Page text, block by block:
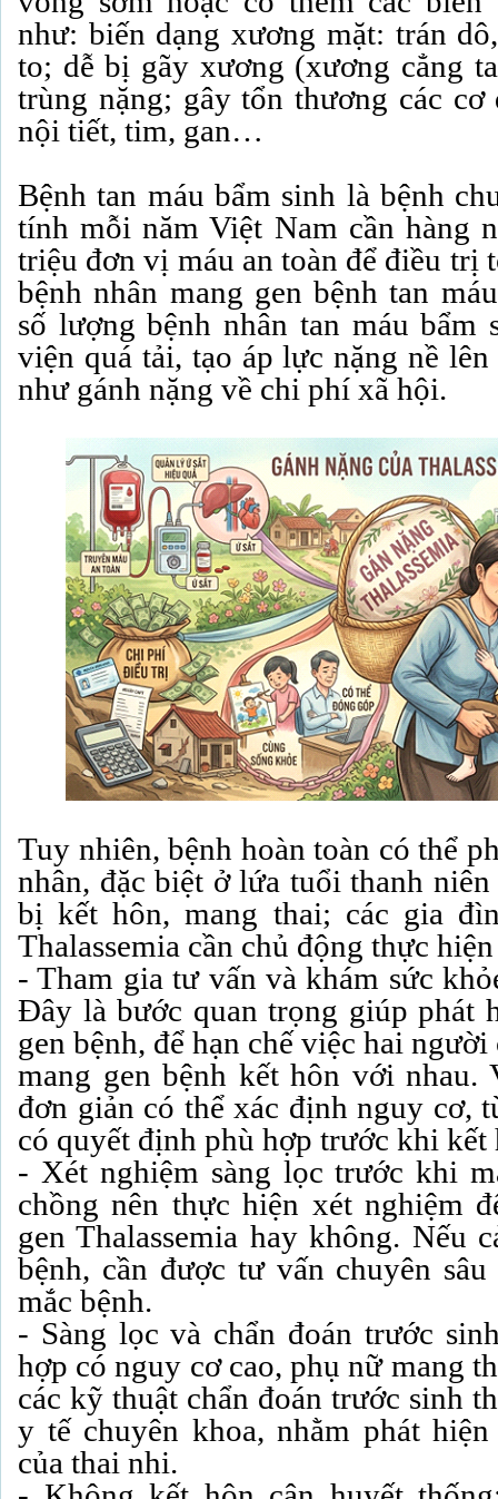
như: biến dạng xương mặt: trán
to; dễ bị gãy xương (xương cẳng
trùng nặng; gây tổn thương các cơ
nội tiết, tim, gan…
Bệnh tan máu bẩm sinh là bệnh
tính mỗi năm Việt Nam cần hàng
triệu đơn vị máu an toàn để điều trị
bệnh nhân mang gen bệnh tan
số lượng bệnh nhân tan máu bẩm
viện quá tải, tạo áp lực nặng nề
như gánh nặng về chi phí xã hội.
Tuy nhiên, bệnh hoàn toàn có thể
nhân, đặc biệt ở lứa tuổi thanh
bị kết hôn, mang thai; các gia
Thalassemia cần chủ động thực
- Tham gia tư vấn và khám sức
Đây là bước quan trọng giúp phát
gen bệnh, để hạn chế việc hai người
mang gen bệnh kết hôn với nhau.
đơn giản có thể xác định nguy cơ,
có quyết định phù hợp trước khi kết
- Xét nghiệm sàng lọc trước khi
chồng nên thực hiện xét nghiệm
gen Thalassemia hay không. Nếu
bệnh, cần được tư vấn chuyên
mắc bệnh.
- Sàng lọc và chẩn đoán trước
hợp có nguy cơ cao, phụ nữ mang
các kỹ thuật chẩn đoán trước sinh
y tế chuyên khoa, nhằm phát
của thai nhi.